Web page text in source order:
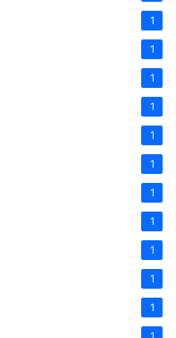
1
1
1
1
1
1
1
1
1
1
1